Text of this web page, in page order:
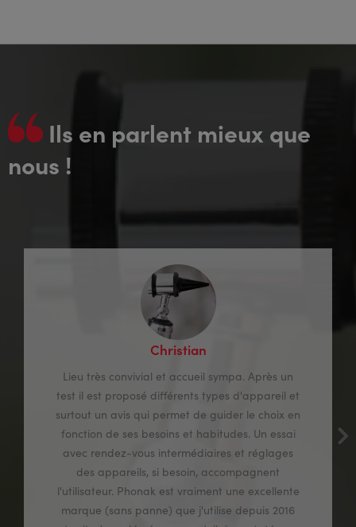
Ils en parlent mieux que
nous !
Christian
Lieu très convivial et accueil sympa. Après un
test il est proposé différents types d'appareil et
surtout un avis qui permet de guider le choix en
fonction de ses besoins et habitudes. Un essai
avec rendez-vous intermédiaires et réglages
des appareils, si besoin, accompagnent
l'utilisateur. Phonak est vraiment une excellente
marque (sans panne) que j'utilise depuis 2016